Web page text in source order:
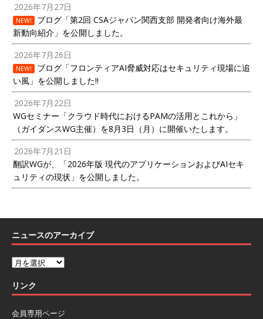
2026年7月27日
NEW!
ブログ「第2回 CSAジャパン関西支部 開発者向け海外最
新動向紹介」を公開しました。
2026年7月26日
NEW!
ブログ「フロンティアAI脅威対応はセキュリティ現場に追
い風」を公開しました!!
2026年7月22日
WGセミナー「クラウド時代におけるPAMの活用とこれから」
（ガイダンスWG主催）を8月3日（月）に開催いたします。
2026年7月21日
翻訳WGが、「2026年版 現代のアプリケーションおよびAIセキ
ュリティの現状」を公開しました。
ニュースのアーカイブ
リンク
会員専用ページ